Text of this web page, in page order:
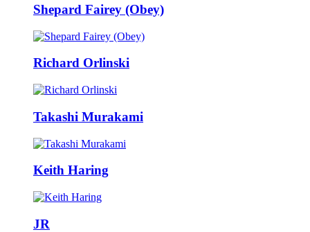
Shepard Fairey (Obey)
Richard Orlinski
Takashi Murakami
Keith Haring
JR